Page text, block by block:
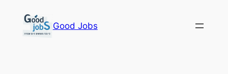
content
Good Jobs